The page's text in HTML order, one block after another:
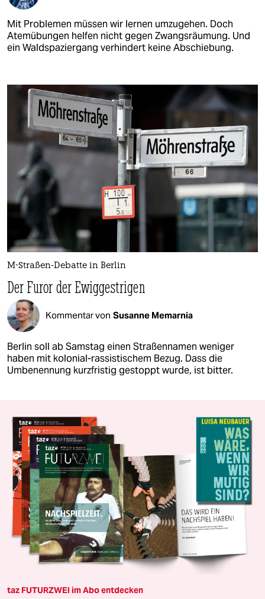
Mit Problemen müssen wir lernen umzugehen. Doch
Atemübungen helfen nicht gegen Zwangsräumung. Und
ein Waldspaziergang verhindert keine Abschiebung.
M-Straßen-Debatte in Berlin
Der Furor der Ewiggestrigen
Kommentar von Susanne Memarnia
Berlin soll ab Samstag einen Straßennamen weniger
haben mit kolonial-rassistischem Bezug. Dass die
Umbenennung kurzfristig gestoppt wurde, ist bitter.
taz FUTURZWEI im Abo entdecken